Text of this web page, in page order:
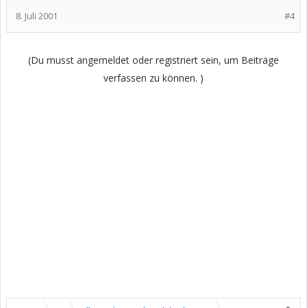
#4
8. Juli 2001
(Du musst angemeldet oder registriert sein, um Beiträge
verfassen zu können. )